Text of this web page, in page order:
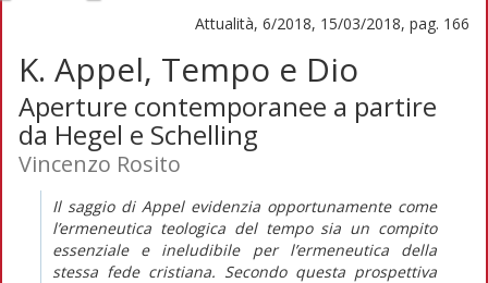
Attualità, 6/2018, 15/03/2018, pag. 166
K. Appel, Tempo e Dio
Aperture contemporanee a partire
da Hegel e Schelling
Vincenzo Rosito
Il saggio di Appel evidenzia opportunamente come
l’ermeneutica teologica del tempo sia un compito
essenziale e ineludibile per l’ermeneutica della
stessa fede cristiana. Secondo questa prospettiva